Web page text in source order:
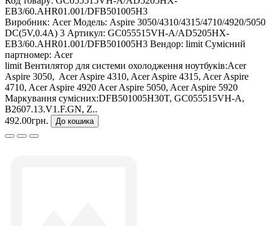
EB3/60.AHR01.001/DFB501005H3
Виробник: Acer Модель: Aspire 3050/4310/4315/4710/4920/5050
DC(5V,0.4A) 3 Артикул: GC055515VH-A/AD5205HX-
EB3/60.AHR01.001/DFB501005H3 Вендор: limit Сумісний
партномер: Acer
limit Вентилятор для системи охолодження ноутбуків:Acer
Aspire 3050, Acer Aspire 4310, Acer Aspire 4315, Acer Aspire
4710, Acer Aspire 4920 Acer Aspire 5050, Acer Aspire 5920
Маркування сумісних:DFB501005H30T, GC055515VH-A,
B2607.13.V1.F.GN, Z..
492.00грн.
До кошика